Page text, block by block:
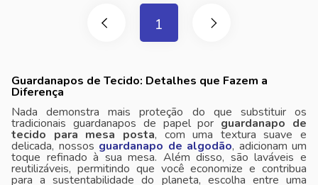
1
Guardanapos de Tecido: Detalhes que Fazem a
Diferença
Nada demonstra mais proteção do que substituir os
tradicionais guardanapos de papel por guardanapo de
tecido para mesa posta, com uma textura suave e
delicada, nossos guardanapo de algodão, adicionam um
toque refinado à sua mesa. Além disso, são laváveis ​​e
reutilizáveis, permitindo que você economize e contribua
para a sustentabilidade do planeta, escolha entre uma